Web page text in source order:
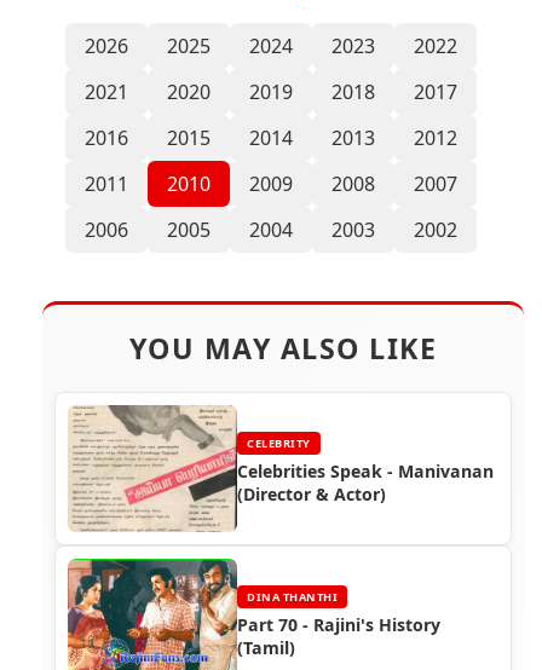
2026 2025 2024 2023
2022
2021
2020 2019 2018
2017
2016
2015 2014 2013
2012
2011
2010 2009 2008
2007
2006
2005 2004 2003 2002
YOU MAY ALSO LIKE
CELEBRITY
Celebrities Speak - Manivanan
(Director & Actor)
DINA THANTHI
Part 70 - Rajini's History
(Tamil)